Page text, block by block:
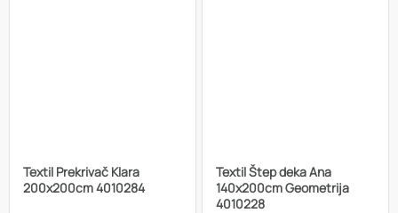
Textil Prekrivač Klara
200x200cm 4010284
Textil Štep deka Ana
140x200cm Geometrija
4010228